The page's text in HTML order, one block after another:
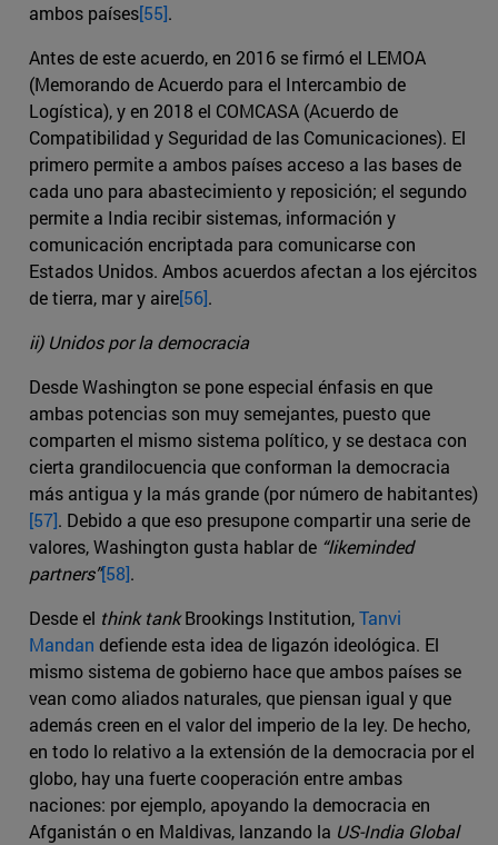
ambos países[55].
Antes de este acuerdo, en 2016 se firmó el LEMOA
(Memorando de Acuerdo para el Intercambio de
Logística), y en 2018 el COMCASA (Acuerdo de
Compatibilidad y Seguridad de las Comunicaciones). El
primero permite a ambos países acceso a las bases de
cada uno para abastecimiento y reposición; el segundo
permite a India recibir sistemas, información y
comunicación encriptada para comunicarse con
Estados Unidos. Ambos acuerdos afectan a los ejércitos
de tierra, mar y aire[56].
ii) Unidos por la democracia
Desde Washington se pone especial énfasis en que
ambas potencias son muy semejantes, puesto que
comparten el mismo sistema político, y se destaca con
cierta grandilocuencia que conforman la democracia
más antigua y la más grande (por número de habitantes)
[57]. Debido a que eso presupone compartir una serie de
valores, Washington gusta hablar de “likeminded
partners”[58].
Desde el think tankBrookings Institution,Tanvi
Mandan defiende esta idea de ligazón ideológica. El
mismo sistema de gobierno hace que ambos países se
vean como aliados naturales, que piensan igual y que
además creen en el valor del imperio de la ley. De hecho,
en todo lo relativo a la extensión de la democracia por el
globo, hay una fuerte cooperación entre ambas
naciones: por ejemplo, apoyando la democracia en
Afganistán o en Maldivas, lanzando la US-India Global